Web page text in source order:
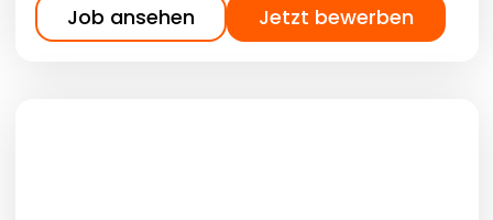
Job ansehen Jetzt bewerben